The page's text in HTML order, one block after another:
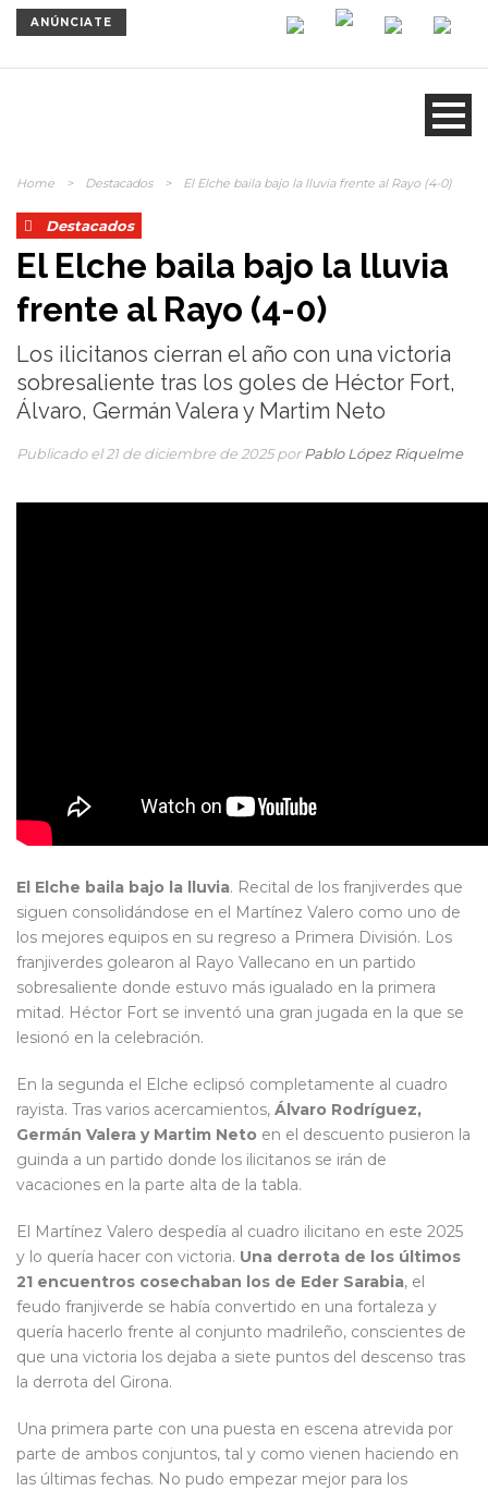
ANÚNCIATE
Home > Destacados > El Elche baila bajo la lluvia frente al Rayo (4-0)
Destacados
El Elche baila bajo la lluvia
frente al Rayo (4-0)
Los ilicitanos cierran el año con una victoria
sobresaliente tras los goles de Héctor Fort,
Álvaro, Germán Valera y Martim Neto
Publicado el 21 de diciembre de 2025 por Pablo López Riquelme
El Elche baila bajo la lluvia. Recital de los franjiverdes que
siguen consolidándose en el Martínez Valero como uno de
los mejores equipos en su regreso a Primera División. Los
franjiverdes golearon al Rayo Vallecano en un partido
sobresaliente donde estuvo más igualado en la primera
mitad. Héctor Fort se inventó una gran jugada en la que se
lesionó en la celebración.
En la segunda el Elche eclipsó completamente al cuadro
rayista. Tras varios acercamientos, Álvaro Rodríguez,
Germán Valera y Martim Neto en el descuento pusieron la
guinda a un partido donde los ilicitanos se irán de
vacaciones en la parte alta de la tabla.
El Martínez Valero despedía al cuadro ilicitano en este 2025
y lo quería hacer con victoria. Una derrota de los últimos
21 encuentros cosechaban los de Eder Sarabia, el
feudo franjiverde se había convertido en una fortaleza y
quería hacerlo frente al conjunto madrileño, conscientes de
que una victoria los dejaba a siete puntos del descenso tras
la derrota del Girona.
Una primera parte con una puesta en escena atrevida por
parte de ambos conjuntos, tal y como vienen haciendo en
las últimas fechas. No pudo empezar mejor para los